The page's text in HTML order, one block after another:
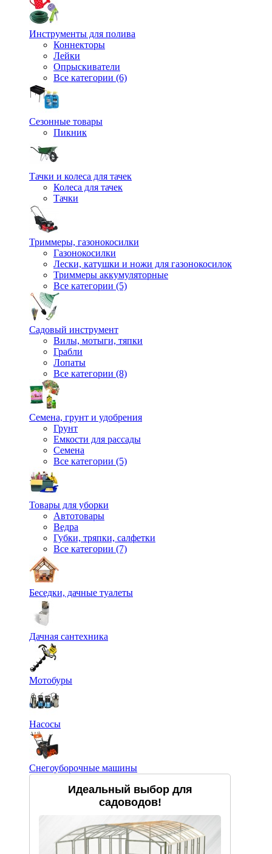
Инструменты для полива
Коннекторы
Лейки
Опрыскиватели
Все категории (6)
Сезонные товары
Пикник
Тачки и колеса для тачек
Колеса для тачек
Тачки
Триммеры, газонокосилки
Газонокосилки
Лески, катушки и ножи для газонокосилок
Триммеры аккумуляторные
Все категории (5)
Садовый инструмент
Вилы, мотыги, тяпки
Грабли
Лопаты
Все категории (8)
Семена, грунт и удобрения
Грунт
Емкости для рассады
Семена
Все категории (5)
Товары для уборки
Автотовары
Ведра
Губки, тряпки, салфетки
Все категории (7)
Беседки, дачные туалеты
Дачная сантехника
Мотобуры
Насосы
Снегоуборочные машины
Идеальный выбор для
садоводов!